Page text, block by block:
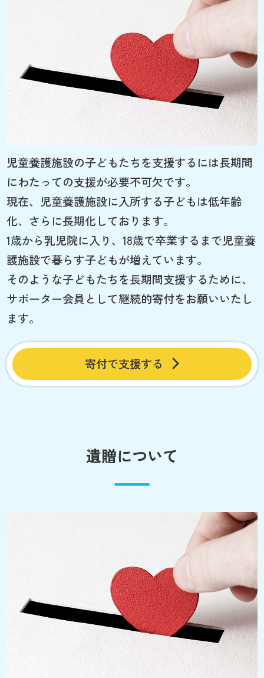
児童養護施設の子どもたちを支援するには長期間
にわたっての支援が必要不可欠です。
現在、児童養護施設に入所する子どもは低年齢
化、さらに長期化しております。
1歳から乳児院に入り、18歳で卒業するまで児童養
護施設で暮らす子どもが増えています。
そのような子どもたちを長期間支援するために、
サポーター会員として継続的寄付をお願いいたし
ます。
寄付で支援する
遺贈について